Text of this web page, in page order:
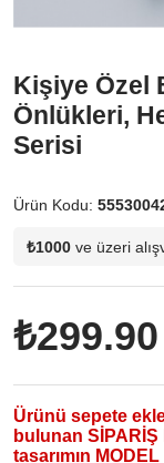
Kişiye Özel
Önlükleri,
Serisi
Ürün Kodu:
₺1000 ve üzeri
₺299.90
Ürünü sepete
bulunan
tasarımın